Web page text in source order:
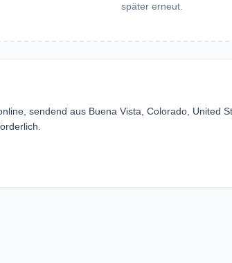
später erneut.
sendend aus Buena Vista, Colorado, United